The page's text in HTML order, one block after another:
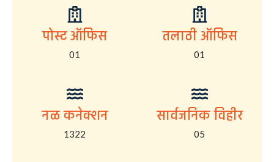
पोस्ट ऑफिस
01
तलाठी ऑफिस
01
नळ कनेक्शन
1322
सार्वजनिक विहीर
05